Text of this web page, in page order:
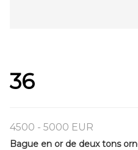
36
4500 - 5000 EUR
Bague en or de deux tons